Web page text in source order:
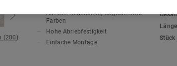
(200)
Auf den Bodenbelag abgestimmte
Farben
Hohe Abriebfestigkeit
Einfache Montage
Stück